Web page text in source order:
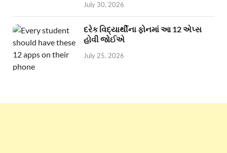
July 30, 2026
દરેક વિદ્યાર્થીના ફોનમાં આ 12 એપ્સ
હોવી જોઈએ
July 25, 2026